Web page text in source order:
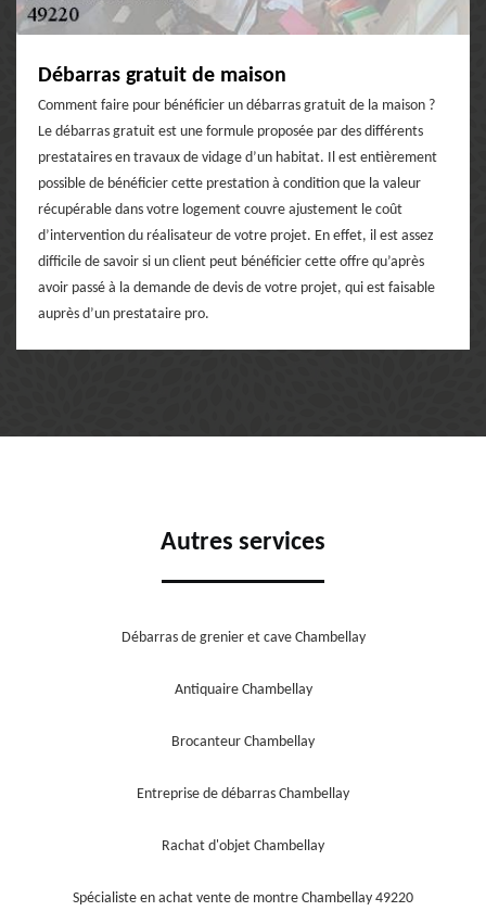
Débarras gratuit de maison
Comment faire pour bénéficier un débarras gratuit de la maison ?
Le débarras gratuit est une formule proposée par des différents
prestataires en travaux de vidage d’un habitat. Il est entièrement
possible de bénéficier cette prestation à condition que la valeur
récupérable dans votre logement couvre ajustement le coût
d’intervention du réalisateur de votre projet. En effet, il est assez
difficile de savoir si un client peut bénéficier cette offre qu’après
avoir passé à la demande de devis de votre projet, qui est faisable
auprès d’un prestataire pro.
Autres services
Débarras de grenier et cave Chambellay
Antiquaire Chambellay
Brocanteur Chambellay
Entreprise de débarras Chambellay
Rachat d'objet Chambellay
Spécialiste en achat vente de montre Chambellay 49220